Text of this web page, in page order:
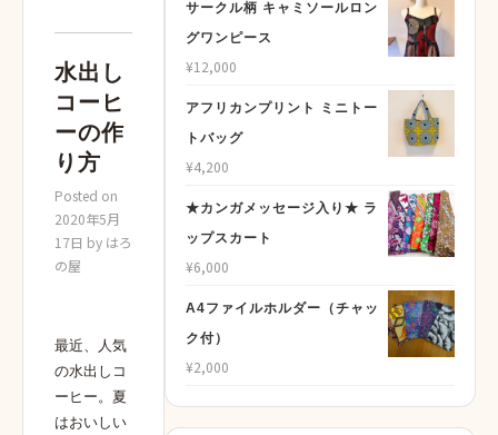
水出し
コーヒ
ーの作
り方
Posted on
2020年5月
17日 by はろ
の屋
最近、人気
の水出しコ
ーヒー。夏
はおいしい
サークル柄 キャミソールロン
グワンピース
¥12,000
アフリカンプリント ミニトー
トバッグ
¥4,200
★カンガメッセージ入り★ ラ
ップスカート
¥6,000
A4ファイルホルダー（チャッ
ク付）
¥2,000